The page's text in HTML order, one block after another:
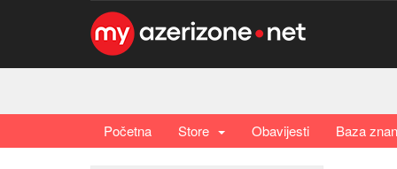
Početna Store Obavijesti Baza